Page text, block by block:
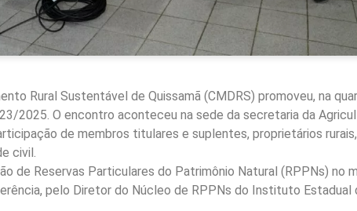
Rural Sustentável de Quissamã (CMDRS) promoveu, na
2025. O encontro aconteceu na sede da secretaria da
de membros titulares e suplentes, proprietários
civil.
de Reservas Particulares do Patrimônio Natural (RPPNs) no
pelo Diretor do Núcleo de RPPNs do Instituto Estadual